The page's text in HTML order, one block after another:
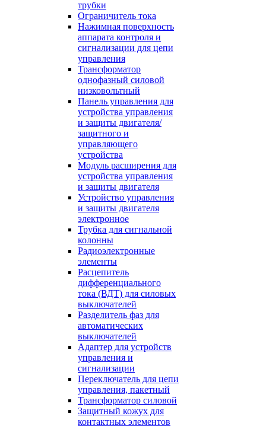
трубки
Ограничитель тока
Нажимная поверхность
аппарата контроля и
сигнализации для цепи
управления
Трансформатор
однофазный силовой
низковольтный
Панель управления для
устройства управления
и защиты двигателя/
защитного и
управляющего
устройства
Модуль расширения для
устройства управления
и защиты двигателя
Устройство управления
и защиты двигателя
электронное
Трубка для сигнальной
колонны
Радиоэлектронные
элементы
Расцепитель
дифференциального
тока (ВДТ) для силовых
выключателей
Разделитель фаз для
автоматических
выключателей
Адаптер для устройств
управления и
сигнализации
Переключатель для цепи
управления, пакетный
Трансформатор силовой
Защитный кожух для
контактных элементов